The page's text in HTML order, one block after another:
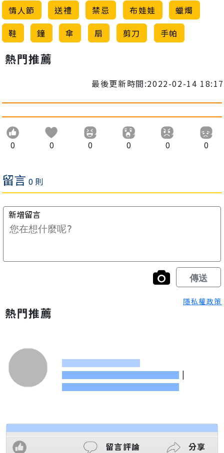
情人節 送禮 禁忌 布娃娃
蠟燭
鞋
鐘 傘 扇 剪刀 手帕
熱門推薦
最後更新時間:2022-02-14 18:17
0 0 0 0 0 0
隱私權政策
熱門推薦
|
留言評論 分享